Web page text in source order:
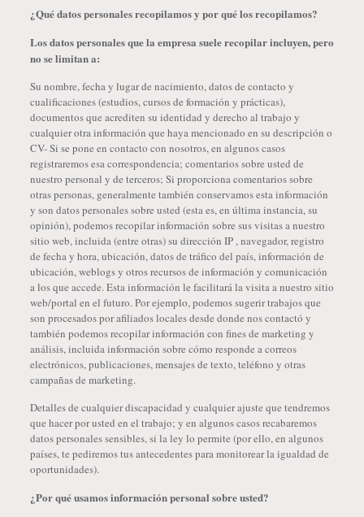
¿Qué datos personales recopilamos y por qué los recopilamos?
Los datos personales que la empresa suele recopilar incluyen, pero
no se limitan a:
Su nombre, fecha y lugar de nacimiento, datos de contacto y
cualificaciones (estudios, cursos de formación y prácticas),
documentos que acrediten su identidad y derecho al trabajo y
cualquier otra información que haya mencionado en su descripción o
CV- Si se pone en contacto con nosotros, en algunos casos
registraremos esa correspondencia; comentarios sobre usted de
nuestro personal y de terceros; Si proporciona comentarios sobre
otras personas, generalmente también conservamos esta información
y son datos personales sobre usted (esta es, en última instancia, su
opinión), podemos recopilar información sobre sus visitas a nuestro
sitio web, incluida (entre otras) su dirección IP , navegador, registro
de fecha y hora, ubicación, datos de tráfico del país, información de
ubicación, weblogs y otros recursos de información y comunicación
a los que accede. Esta información le facilitará la visita a nuestro sitio
web/portal en el futuro. Por ejemplo, podemos sugerir trabajos que
son procesados ​​por afiliados locales desde donde nos contactó y
también podemos recopilar información con fines de marketing y
análisis, incluida información sobre cómo responde a correos
electrónicos, publicaciones, mensajes de texto, teléfono y otras
campañas de marketing.
Detalles de cualquier discapacidad y cualquier ajuste que tendremos
que hacer por usted en el trabajo; y en algunos casos recabaremos
datos personales sensibles, si la ley lo permite (por ello, en algunos
países, te pediremos tus antecedentes para monitorear la igualdad de
oportunidades).
¿Por qué usamos información personal sobre usted?